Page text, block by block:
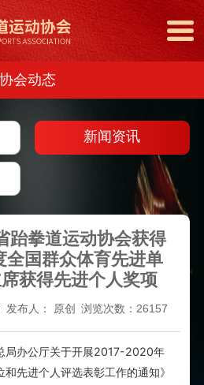
协会动态
新闻资讯
跆拳道运动协会获得
全国群众体育先进单
获得先进个人奖项
发布人： 原创 浏览次数：26157
办公厅关于开展2017-2020年
先进个人评选表彰工作的通知》